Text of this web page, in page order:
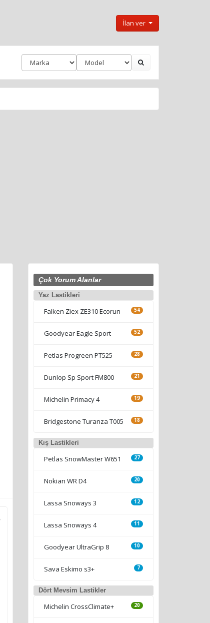
İlan ver
Çok Yorum Alanlar
Yaz Lastikleri
Falken Ziex ZE310 Ecorun 54
Goodyear Eagle Sport 52
Petlas Progreen PT525 28
Dunlop Sp Sport FM800 21
Michelin Primacy 4 19
Bridgestone Turanza T005 18
Kış Lastikleri
Petlas SnowMaster W651 27
Nokian WR D4 20
Lassa Snoways 3 12
Lassa Snoways 4 11
Goodyear UltraGrip 8 10
Sava Eskimo s3+ 7
Dört Mevsim Lastikler
Michelin CrossClimate+ 20